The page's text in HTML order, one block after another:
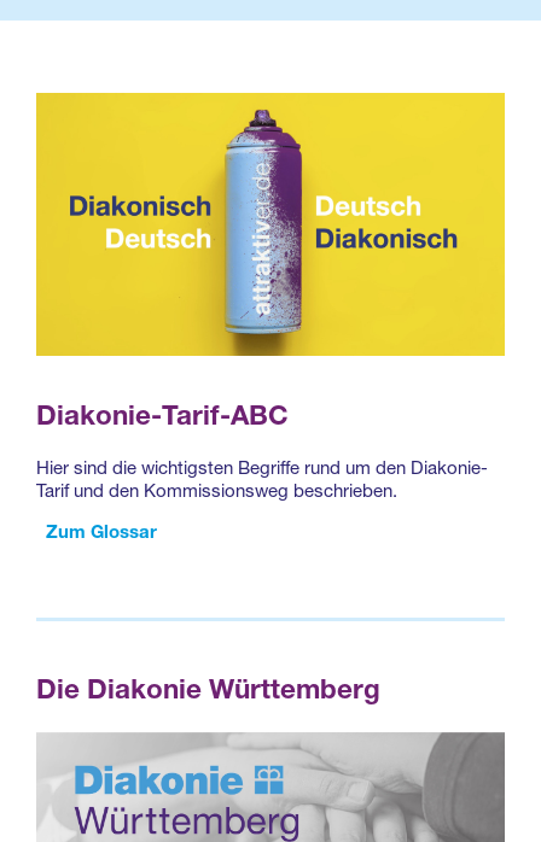
Diakonie-Tarif-ABC
Hier sind die wichtigsten Begriffe rund um den Diakonie-
Tarif und den Kommissionsweg beschrieben.
Zum Glossar
Die Diakonie Württemberg